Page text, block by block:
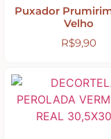
Apliques de
Papéis –
Puxador
Velho
R$9,90